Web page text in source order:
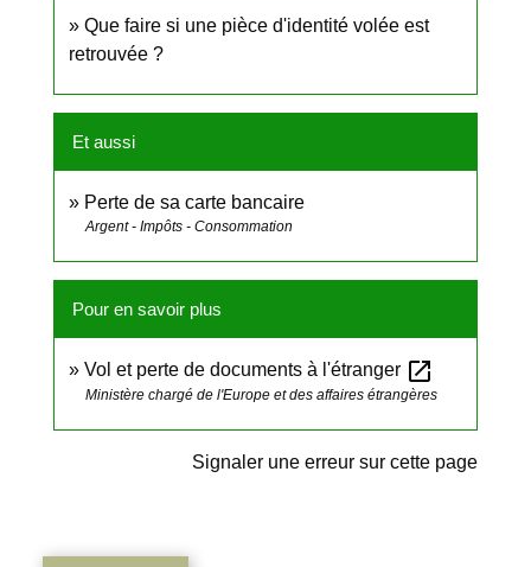
Que faire si une pièce d'identité volée est
retrouvée ?
Et aussi
Perte de sa carte bancaire
Argent - Impôts - Consommation
Pour en savoir plus
Vol et perte de documents à l'étranger open_in_new
Ministère chargé de l'Europe et des affaires étrangères
Signaler une erreur sur cette page